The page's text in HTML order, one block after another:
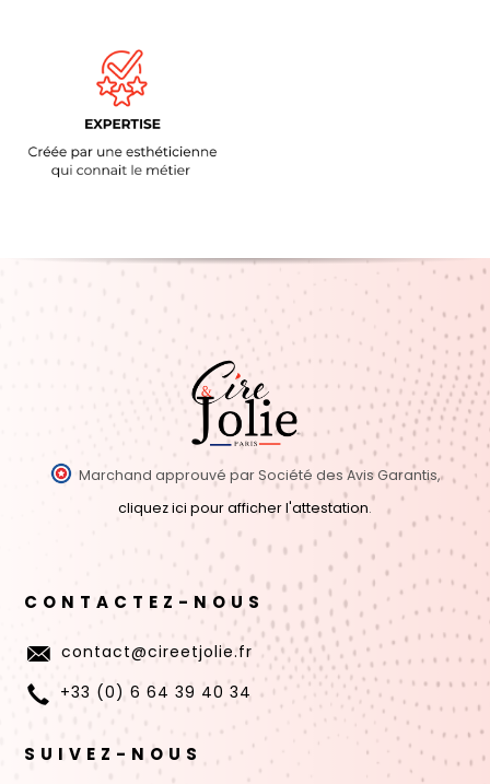
Marchand approuvé par Société des Avis Garantis,
cliquez ici pour afficher l'attestation.
CONTACTEZ-NOUS
contact@cireetjolie.fr
+33 (0) 6 64 39 40 34
SUIVEZ-NOUS